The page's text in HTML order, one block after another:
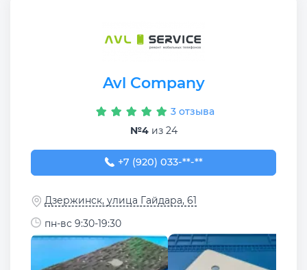
Avl Company
3 отзыва
№4из 24
+7 (920) 033-80-44
+7 (920) 033-**-**
Дзержинск, улица Гайдара, 61
пн-вс 9:30-19:30